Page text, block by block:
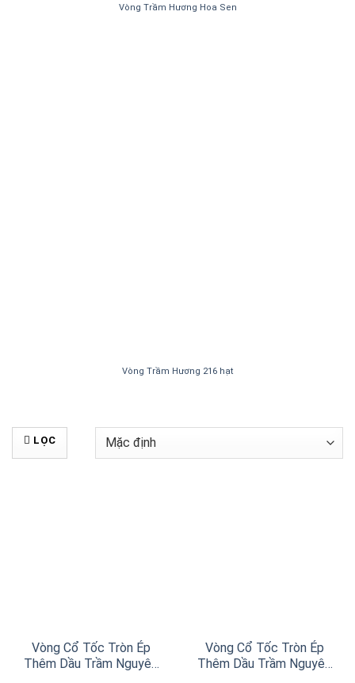
Vòng Trầm Hương Hoa Sen
Vòng Trầm Hương 216 hạt
LỌC
Vòng Cổ Tốc Tròn Ép
Thêm Dầu Trầm Nguyên
Vòng Cổ Tốc Tròn Ép
Thêm Dầu Trầm Nguyên